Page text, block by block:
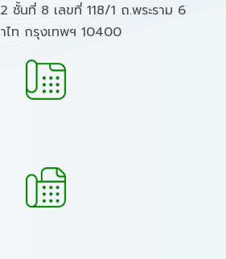
ชั้นที่ 8 เลขที่ 118/1 ถ.พระราม 6
ท กรุงเทพฯ 10400